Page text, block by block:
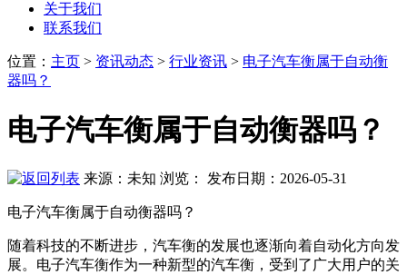
关于我们
联系我们
位置 ： 主页 > 资讯动态 > 行业资讯 > 电子汽车衡属于自动衡
器吗？
电子汽车衡属于自动衡器吗？
来源：未知 浏览： 发布日期：2026-05-31
电子汽车衡属于自动衡器吗？
随着科技的不断进步，汽车衡的发展也逐渐向着自动化方向发
展。电子汽车衡作为一种新型的汽车衡，受到了广大用户的关